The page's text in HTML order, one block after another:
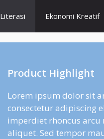
Literasi Ekonomi Kreatif
Product Highlight
Lorem ipsum dolor sit
consectetur adipiscing
imperdiet rhoncus arcu
aliquet. Sed tempor